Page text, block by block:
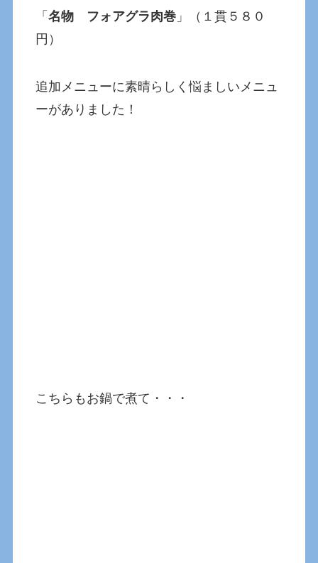
「名物 フォアグラ肉巻 」（１貫５８０
円）
追加メニューに素晴らしく悩ましいメニュ
ーがありました！
こちらもお鍋で煮て・・・